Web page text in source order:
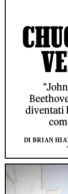
diventati
DI BRIAN